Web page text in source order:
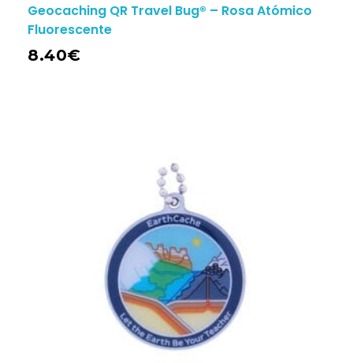
Geocaching QR Travel Bug® – Rosa Atómico
Fluorescente
8.40€